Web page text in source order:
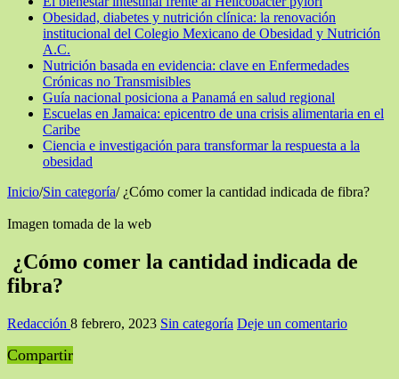
Obesidad, diabetes y nutrición clínica: la renovación
institucional del Colegio Mexicano de Obesidad y Nutrición
A.C.
Nutrición basada en evidencia: clave en Enfermedades
Crónicas no Transmisibles
Guía nacional posiciona a Panamá en salud regional
Escuelas en Jamaica: epicentro de una crisis alimentaria en el
Caribe
Ciencia e investigación para transformar la respuesta a la
obesidad
Inicio/Sin categoría/¿Cómo comer la cantidad indicada de fibra?
Imagen tomada de la web
¿Cómo comer la cantidad indicada de
fibra?
Redacción 8 febrero, 2023 Sin categoría Deje un comentario
Compartir